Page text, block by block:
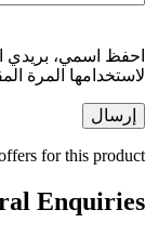
احفظ اسمي، بريدي
لاستخدامها المرة
إرسال
for this product!
Enquiries